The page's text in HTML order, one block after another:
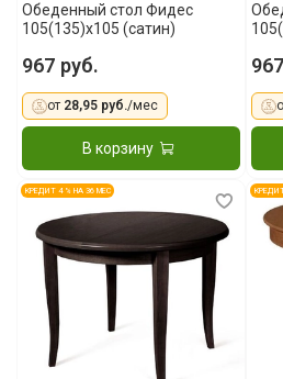
Обеденный стол Фидес
105(135)x105 (сатин)
967 руб.
от 28,95 руб./мес
В корзину
КРЕДИТ 4 % НА 36 МЕС